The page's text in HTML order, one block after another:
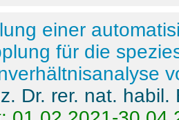
einer
für die
Dr. rer. nat.